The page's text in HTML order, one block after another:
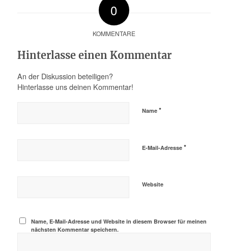
0
KOMMENTARE
Hinterlasse einen Kommentar
An der Diskussion beteiligen?
Hinterlasse uns deinen Kommentar!
Name *
E-Mail-Adresse *
Website
Name, E-Mail-Adresse und Website in diesem Browser für meinen
nächsten Kommentar speichern.